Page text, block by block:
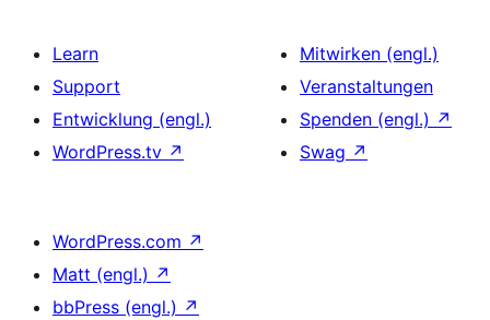
Learn
Support
Entwicklung (engl.)
WordPress.tv ↗
Mitwirken (engl.)
Veranstaltungen
Spenden (engl.) ↗
Swag ↗
WordPress.com ↗
Matt (engl.) ↗
bbPress (engl.) ↗